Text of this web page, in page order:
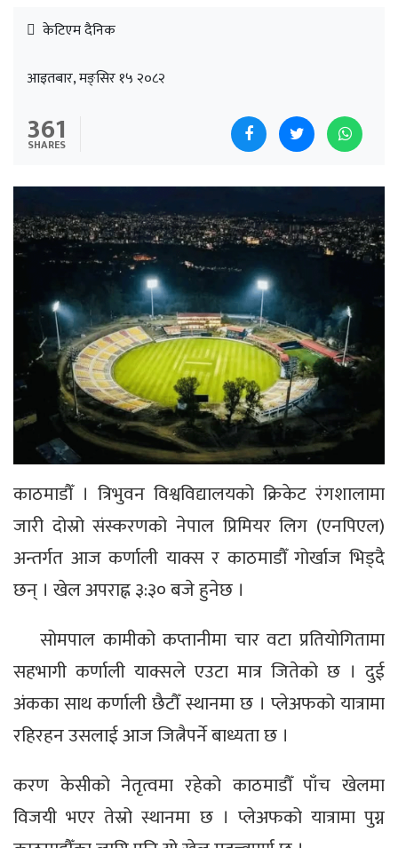
केटिएम दैनिक
आइतबार, मङ्सिर १५ २०८२
361
SHARES
काठमाडौँ । त्रिभुवन विश्वविद्यालयको क्रिकेट रंगशालामा
जारी दोस्रो संस्करणको नेपाल प्रिमियर लिग (एनपिएल)
अन्तर्गत आज कर्णाली याक्स र काठमाडौँ गोर्खाज भिड्दै
छन् । खेल अपराह्न ३:३० बजे हुनेछ ।
सोमपाल कामीको कप्तानीमा चार वटा प्रतियोगितामा
सहभागी कर्णाली याक्सले एउटा मात्र जितेको छ । दुई
अंकका साथ कर्णाली छैटौँ स्थानमा छ । प्लेअफको यात्रामा
रहिरहन उसलाई आज जित्नैपर्ने बाध्यता छ ।
करण केसीको नेतृत्वमा रहेको काठमाडौँ पाँच खेलमा
विजयी भएर तेस्रो स्थानमा छ । प्लेअफको यात्रामा पुग्न